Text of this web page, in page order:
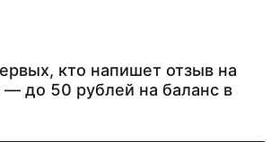
кто напишет отзыв на
— до 50 рублей на баланс в